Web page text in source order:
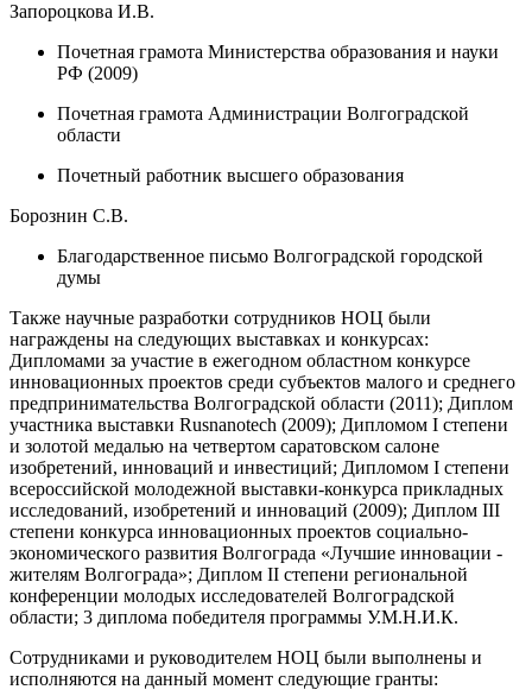
Запороцкова И.В.
Почетная грамота Министерства образования и науки
РФ (2009)
Почетная грамота Администрации Волгоградской
области
Почетный работник высшего образования
Борознин С.В.
Благодарственное письмо Волгоградской городской
думы
Также научные разработки сотрудников НОЦ были
награждены на следующих выставках и конкурсах:
Дипломами за участие в ежегодном областном конкурсе
инновационных проектов среди субъектов малого и среднего
предпринимательства Волгоградской области (2011); Диплом
участника выставки Rusnanotech (2009); Дипломом I степени
и золотой медалью на четвертом саратовском салоне
изобретений, инноваций и инвестиций; Дипломом I степени
всероссийской молодежной выставки-конкурса прикладных
исследований, изобретений и инноваций (2009); Диплом III
степени конкурса инновационных проектов социально-
экономического развития Волгограда «Лучшие инновации -
жителям Волгограда»; Диплом II степени региональной
конференции молодых исследователей Волгоградской
области; 3 диплома победителя программы У.М.Н.И.К.
Сотрудниками и руководителем НОЦ были выполнены и
исполняются на данный момент следующие гранты: